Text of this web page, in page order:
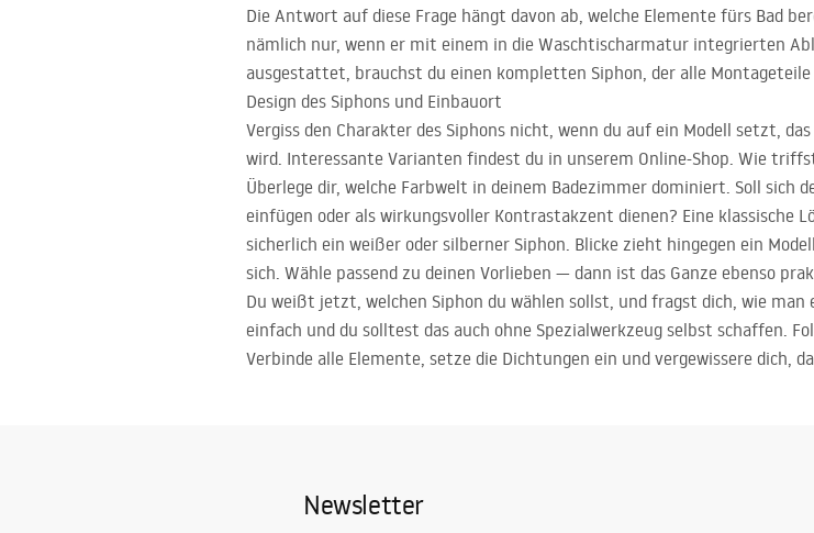
Die Antwort auf diese Frage hängt davon ab, welche Elemente fürs Bad
nämlich nur, wenn er mit einem in die Waschtischarmatur integrierten
ausgestattet, brauchst du einen kompletten Siphon, der alle
Design des Siphons und Einbauort
Vergiss den Charakter des Siphons nicht, wenn du auf ein Modell setzt,
wird. Interessante Varianten findest du in unserem Online-Shop. Wie
Überlege dir, welche Farbwelt in deinem Badezimmer dominiert. Soll sich
einfügen oder als wirkungsvoller Kontrastakzent dienen? Eine klassische
sicherlich ein weißer oder silberner Siphon. Blicke zieht hingegen ein
sich. Wähle passend zu deinen Vorlieben — dann ist das Ganze ebenso
Du weißt jetzt, welchen Siphon du wählen sollst, und fragst dich, wie
einfach und du solltest das auch ohne Spezialwerkzeug selbst schaffen.
Verbinde alle Elemente, setze die Dichtungen ein und vergewissere dich,
Newsletter